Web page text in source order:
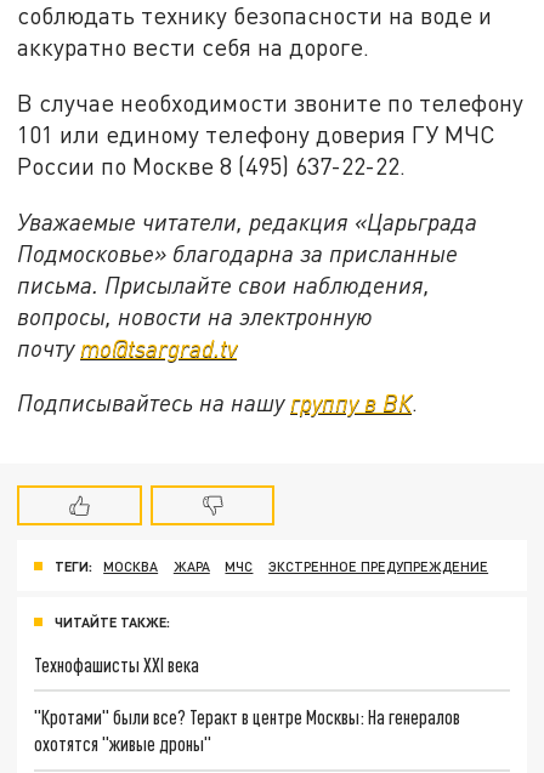
соблюдать технику безопасности на воде и
аккуратно вести себя на дороге.
В случае необходимости звоните по телефону
101 или единому телефону доверия ГУ МЧС
России по Москве 8 (495) 637-22-22.
Уважаемые читатели, редакция «Царьграда
Подмосковье» благодарна за присланные
письма. Присылайте свои наблюдения,
вопросы, новости на электронную
почту mo@tsargrad.tv
Подписывайтесь на нашу группу в ВК.
ТЕГИ: МОСКВА ЖАРА МЧС ЭКСТРЕННОЕ ПРЕДУПРЕЖДЕНИЕ
ЧИТАЙТЕ ТАКЖЕ:
Технофашисты XXI века
"Кротами" были все? Теракт в центре Москвы: На генералов
охотятся "живые дроны"